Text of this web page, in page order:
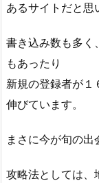
あるサイトだと思
書き込み数も多く
もあったり
新規の登録者が
伸びています。
まさに今が旬の出
攻略法としては、